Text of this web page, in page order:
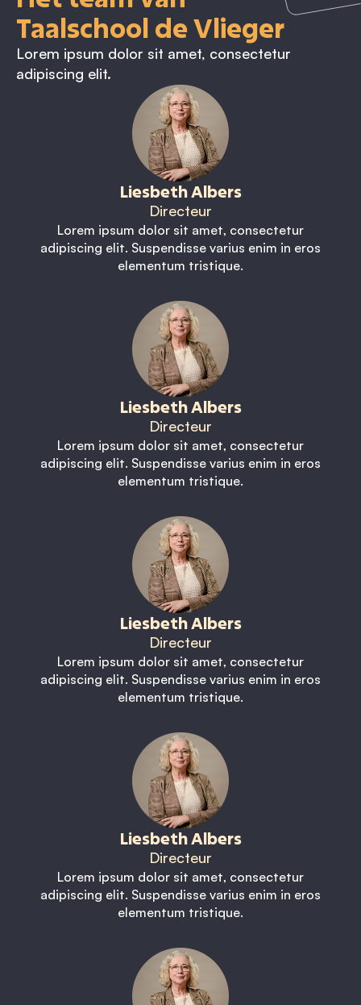
Taalschool de Vlieger
Lorem ipsum dolor sit amet, consectetur
adipiscing elit.
Liesbeth Albers
Directeur
Lorem ipsum dolor sit amet, consectetur
adipiscing elit. Suspendisse varius enim in eros
elementum tristique.
Liesbeth Albers
Directeur
Lorem ipsum dolor sit amet, consectetur
adipiscing elit. Suspendisse varius enim in eros
elementum tristique.
Liesbeth Albers
Directeur
Lorem ipsum dolor sit amet, consectetur
adipiscing elit. Suspendisse varius enim in eros
elementum tristique.
Liesbeth Albers
Directeur
Lorem ipsum dolor sit amet, consectetur
adipiscing elit. Suspendisse varius enim in eros
elementum tristique.